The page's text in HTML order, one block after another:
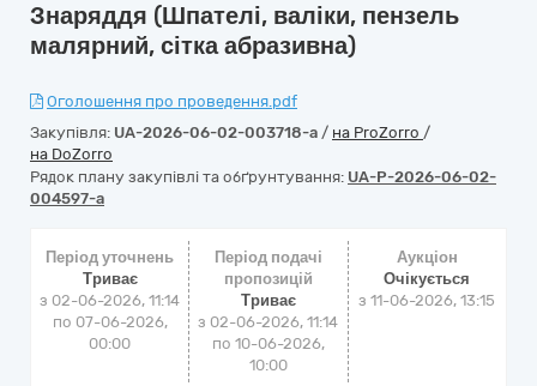
Знаряддя (Шпателі, валіки, пензель
малярний, сітка абразивна)
Оголошення про проведення.pdf
Закупівля: UA-2026-06-02-003718-a / на ProZorro /
на DoZorro
Рядок плану закупівлі та обґрунтування: UA-P-2026-06-02-
004597-a
Період уточнень
Триває
з 02-06-2026, 11:14
по 07-06-2026,
00:00
Період подачі
пропозицій
Триває
з 02-06-2026, 11:14
по 10-06-2026,
10:00
Аукціон
Очікується
з11-06-2026, 13:15